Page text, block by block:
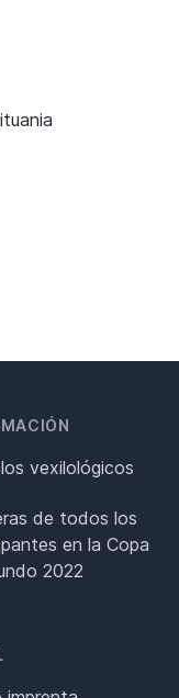
vexilológicos
de todos los
en la Copa
2022